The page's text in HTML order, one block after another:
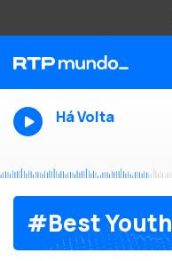
Há Volta
#Best Youth